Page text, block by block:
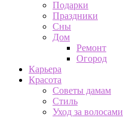
Подарки
Праздники
Сны
Дом
Ремонт
Огород
Карьера
Красота
Советы дамам
Стиль
Уход за волосами